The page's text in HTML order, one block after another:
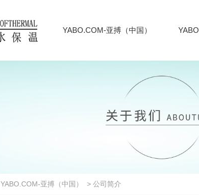
YABO.COM-亚搏（中国）
YABO.COM-亚搏（中国） > 公司简介